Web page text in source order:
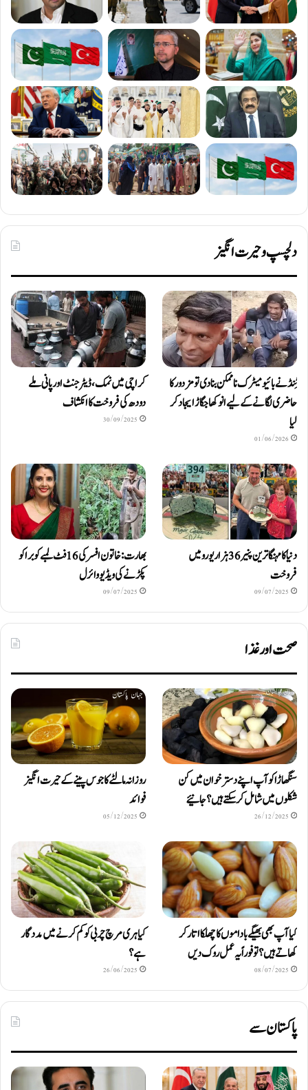
دلچسپ و حیرت انگیز
ٹِنڈ نے بائیومیٹرک ناممکن بنا دی تو مزدور کا
حاضری لگانے کے لیے انوکھا جگاڑ ایجاد کر
لیا
01/06/2026
کراچی میں نمک، ڈیٹرجنٹ اور پانی ملے
دودھ کی فروخت کا انکشاف
30/09/2025
دنیا کا مہنگا ترین پنیر 36 ہزار یورو میں
فروخت
09/07/2025
بھارت: خاتون افسر کی 16 فٹ لمبے کوبرا کو
پکڑنے کی ویڈیو وائرل
09/07/2025
صحت اور غذا
سنگھاڑا کو آپ اپنے دستر خوان میں کن
شکلوں میں شامل کرسکتے ہیں ؟ جانیئے
26/12/2025
روزانہ مالٹے کا جوس پینے کے حیرت انگیز
فوائد
05/12/2025
کیا آپ بھی بھیگے باداموں کا چھلکا اتار کر
کھاتے ہیں؟ تو فوراً یہ عمل روک دیں
08/07/2025
کیا ہری مرچ چربی کو کم کرنے میں مددگار
ہے؟
26/06/2025
پاکستان سے